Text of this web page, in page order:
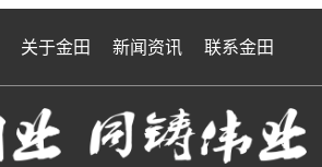
关于金田 新闻资讯 联系金田